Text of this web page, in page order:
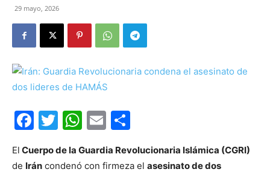
29 mayo, 2026
Facebook
Twitter
WhatsApp
Email
El Cuerpo de la Guardia Revolucionaria Islámica (CGRI)
de Irán condenó con firmeza el asesinato de dos